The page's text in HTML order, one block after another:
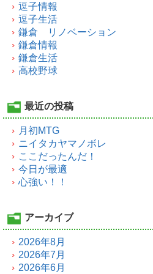
逗子情報
逗子生活
鎌倉 リノベーション
鎌倉情報
鎌倉生活
高校野球
最近の投稿
月初MTG
ニイタカヤマノボレ
ここだったんだ！
今日が最適
心強い！！
アーカイブ
2026年8月
2026年7月
2026年6月